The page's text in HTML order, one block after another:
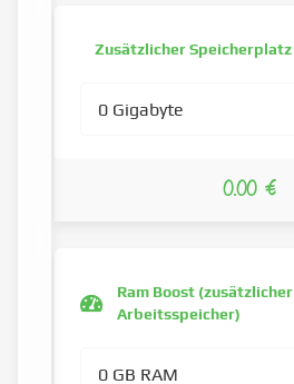
Zusätzlicher Speicherplatz
0.00 €
Ram Boost (zusätzlicher
Arbeitsspeicher)